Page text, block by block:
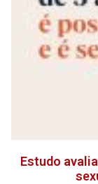
Estudo